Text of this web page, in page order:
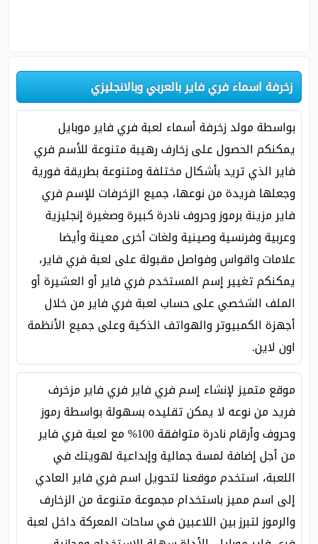
زخرفة اسماء فري فاير بالعربي وبالانجليزي
بواسطة مولد زخرفة أسماء لعبة فري فاير موبايل
يمكنكم الحصول على زخارف رهيبة متنوعة للأسم فري
فاير الذي تريد بأشكال مختلفة ومتنوعة بطريقة فورية
وجعلها فريدة من نوعها، جميع الزخرفات للإسم فري
فاير مزينة برموز وحروف نادرة كبيرة وصغيرة إنجليزية
وعربية وفرنسية وصينية ولغات أخرى معينة وأيضا
علامات واقواس وفواصل مقبولة على لعبة فري فاير،
يمكنكم تغيير إسم المستخدم فري فاير أو العشيرة أو
الملف الشخصي على حساب لعبة فري فاير من خلال
أجهزة الكمبيوتر والهواتف الذكية وعلى جميع الأنظمة
اون لاين.
موقع متميز لإنشاء إسم فري فاير فري فاير مزخرف
فريد من نوعه لا يمكن تقليده بسهولة بواسطة رموز
وحروف وأرقام نادرة متوافقة 100% مع لعبة فري فاير
من أجل إضافة لمسة جمالية وإبداعية لهويتك في
اللعبة، استخدم موقعنا لتحويل اسم فري فاير العادي
إلى اسم مميز باستخدام مجموعة متنوعة من الزخارف
والرموز لتبرز بين اللاعبين في ساحات المعركة داخل لعبة